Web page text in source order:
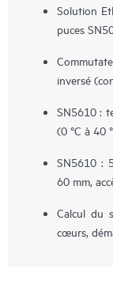
Solution
puces
inversé
SN5610 :
(0 °C à 40
SN5610 :
60 mm,
Calcul du
cœurs,